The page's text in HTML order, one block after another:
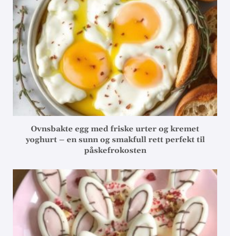
Ovnsbakte egg med friske urter og kremet
yoghurt – en sunn og smakfull rett perfekt til
påskefrokosten